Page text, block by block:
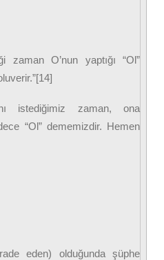
O’nun yaptığı “Ol”
istediğimiz zaman, ona
“Ol” dememizdir. Hemen
eden) olduğunda şüphe